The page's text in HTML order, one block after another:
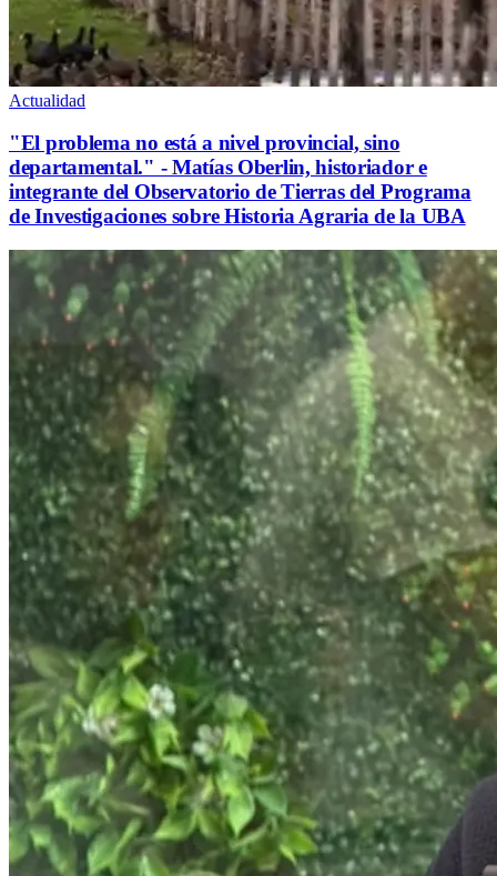
Actualidad
"El problema no está a nivel provincial, sino
departamental." - Matías Oberlin, historiador e
integrante del Observatorio de Tierras del Programa
de Investigaciones sobre Historia Agraria de la UBA